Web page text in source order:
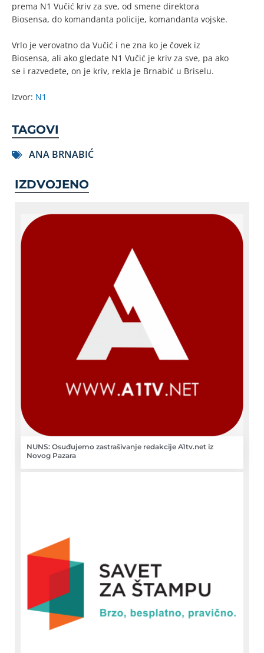
prema N1 Vučić kriv za sve, od smene direktora
Biosensa, do komandanta policije, komandanta vojske.
Vrlo je verovatno da Vučić i ne zna ko je čovek iz
Biosensa, ali ako gledate N1 Vučić je kriv za sve, pa ako
se i razvedete, on je kriv, rekla je Brnabić u Briselu.
Izvor: N1
TAGOVI
ANA BRNABIĆ
IZDVOJENO
NUNS: Osuđujemo zastrašivanje redakcije A1tv.net iz
Novog Pazara